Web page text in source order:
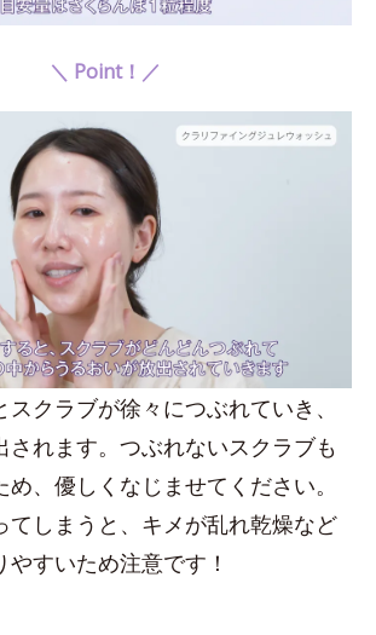
＼ Point！／
スクラブが徐々につぶれていき、
されます。つぶれないスクラブも
、優しくなじませてください。
てしまうと、キメが乱れ乾燥など
すいため注意です！